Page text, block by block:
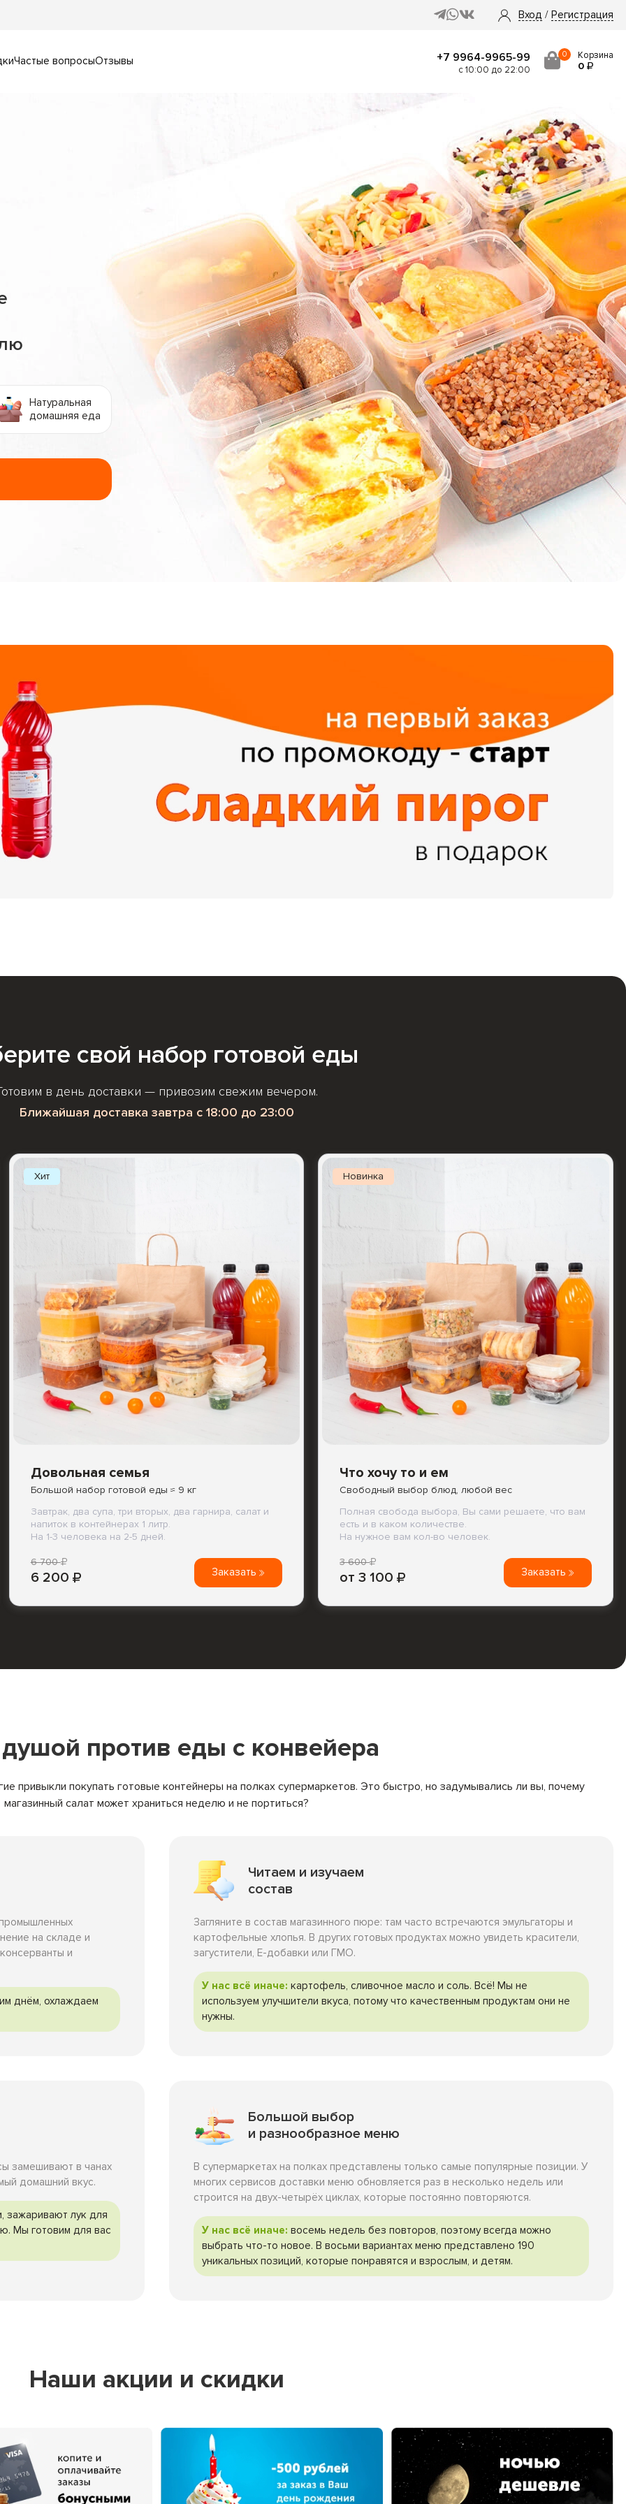
Вход / Регистрация
Частые вопросыОтзывы +7 9964-9965-99
с 10:00 до 22:00
0 Корзина
0
Натуральная
домашняя еда
свой набор готовой еды
в день доставки — привозим свежим вечером.
Ближайшая доставка завтра с 18:00 до 23:00
Хит
Довольная семья
Большой набор готовой еды ≈ 9 кг
Завтрак, два супа, три вторых, два гарнира, салат и
напиток в контейнерах 1 литр.
На 1-3 человека на 2-5 дней.
6 700
6 200 Заказать
Новинка
Что хочу то и ем
Свободный выбор блюд, любой вес
Полная свобода выбора, Вы сами решаете, что вам
есть и в каком количестве.
На нужное вам кол-во человек.
3 600
от 3 100 Заказать
против еды с конвейера
привыкли покупать готовые контейнеры на полках супермаркетов. Это быстро, но задумывались ли вы, почему
магазинный салат может храниться неделю и не портиться?
на складе и
и
днём, охлаждаем
Читаем и изучаем
состав
Загляните в состав магазинного пюре: там часто встречаются эмульгаторы и
картофельные хлопья. В других готовых продуктах можно увидеть красители,
загустители, Е-добавки или ГМО.
У нас всё иначе: картофель, сливочное масло и соль. Всё! Мы не
используем улучшители вкуса, потому что качественным продуктам они не
нужны.
замешивают в чанах
домашний вкус.
зажаривают лук для
Мы готовим для вас
Большой выбор
и разнообразное меню
В супермаркетах на полках представлены только самые популярные позиции. У
многих сервисов доставки меню обновляется раз в несколько недель или
строится на двух-четырёх циклах, которые постоянно повторяются.
У нас всё иначе: восемь недель без повторов, поэтому всегда можно
выбрать что-то новое. В восьми вариантах меню представлено 190
уникальных позиций, которые понравятся и взрослым, и детям.
Наши акции и скидки